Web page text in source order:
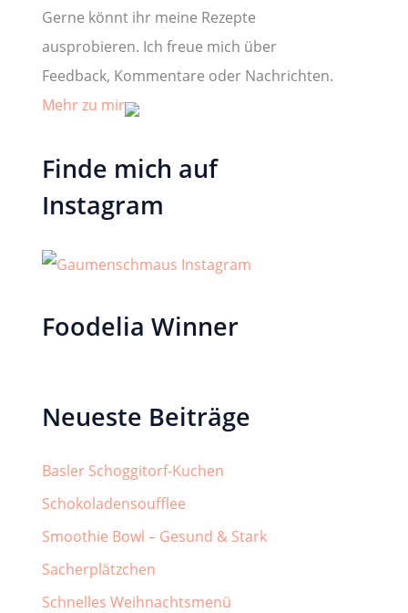
Gerne könnt ihr meine Rezepte
ausprobieren. Ich freue mich über
Feedback, Kommentare oder Nachrichten.
Mehr zu mir
Finde mich auf
Instagram
Foodelia Winner
Neueste Beiträge
Basler Schoggitorf-Kuchen
Schokoladensoufflee
Smoothie Bowl – Gesund & Stark
Sacherplätzchen
Schnelles Weihnachtsmenü